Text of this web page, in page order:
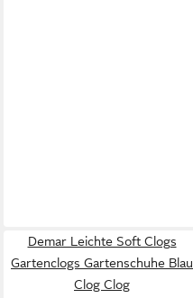
Demar Leichte Soft Clogs
Gartenclogs Gartenschuhe Blau
Clog Clog